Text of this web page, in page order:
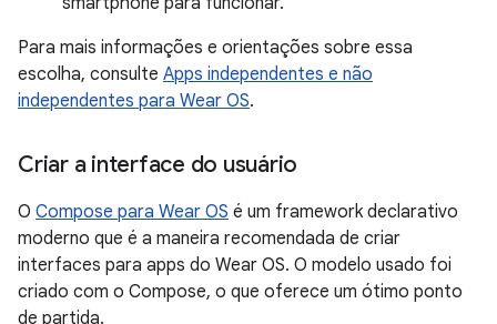
Para mais informações e orientações sobre essa
escolha, consulte Apps independentes e não
independentes para Wear OS.
Criar a interface do usuário
O Compose para Wear OS é um framework declarativo
moderno que é a maneira recomendada de criar
interfaces para apps do Wear OS. O modelo usado foi
criado com o Compose, o que oferece um ótimo ponto
de partida.